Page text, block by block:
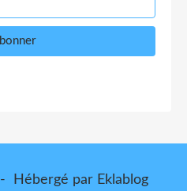
Hébergé par Eklablog